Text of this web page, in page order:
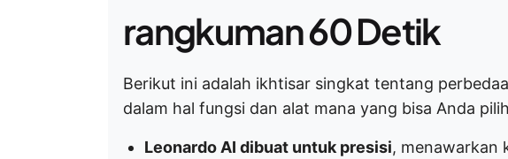
rangkuman 60 Detik
Berikut ini adalah ikhtisar singkat tentang
dalam hal fungsi dan alat mana yang bisa Anda
Leonardo AI dibuat untuk presisi, menawarkan